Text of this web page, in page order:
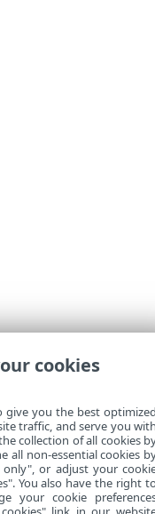
cookies
give you the best
traffic, and serve you
collection of all cookies
all non-essential cookies
only", or adjust your
You also have the right
your cookie